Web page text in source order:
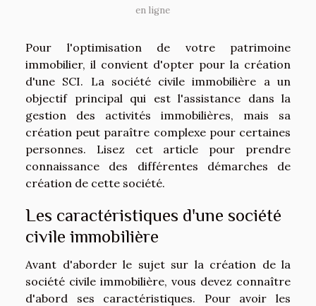
en ligne
Pour l'optimisation de votre patrimoine
immobilier, il convient d'opter pour la création
d'une SCI. La société civile immobilière a un
objectif principal qui est l'assistance dans la
gestion des activités immobilières, mais sa
création peut paraître complexe pour certaines
personnes. Lisez cet article pour prendre
connaissance des différentes démarches de
création de cette société.
Les caractéristiques d'une société
civile immobilière
Avant d'aborder le sujet sur la création de la
société civile immobilière, vous devez connaître
d'abord ses caractéristiques. Pour avoir les